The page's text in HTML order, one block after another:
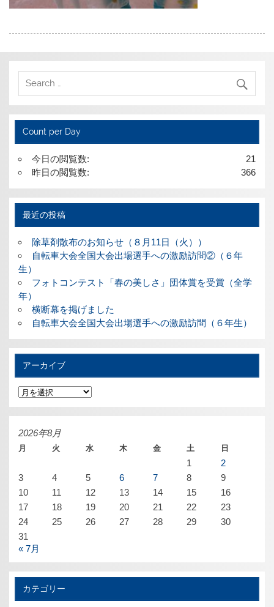
Count per Day
21
今日の閲覧数:
366
昨日の閲覧数:
最近の投稿
除草剤散布のお知らせ（８月11日（火））
自転車大会全国大会出場選手への激励訪問②（６年
生）
フォトコンテスト「春の美しさ」団体賞を受賞（全学
年）
横断幕を掲げました
自転車大会全国大会出場選手への激励訪問（６年生）
アーカイブ
ア
ー
カ
イ
2026年8月
月 火 水 木 金 土 日
1
2
3
4 5 6 7 8
9
10
11 12 13 14 15
16
17
18 19 20 21 22
23
24
25 26 27 28 29
30
31
« 7月
カテゴリー